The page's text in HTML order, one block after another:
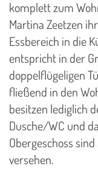
komplett zum
Martina Zeetzen
Essbereich in die
entspricht in der
doppelflügeligen
fließend in den
besitzen lediglich
Dusche/WC und
Obergeschoss
versehen.